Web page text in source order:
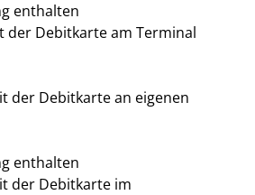
enthalten
der Debitkarte am Terminal
der Debitkarte an eigenen
enthalten
der Debitkarte im